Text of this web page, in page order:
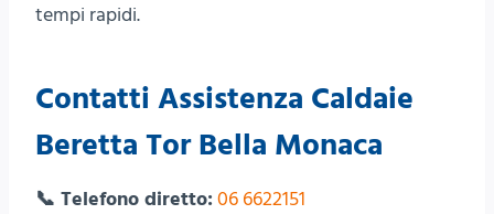
tempi rapidi.
Contatti Assistenza Caldaie
Beretta Tor Bella Monaca
📞 Telefono diretto: 06 6622151